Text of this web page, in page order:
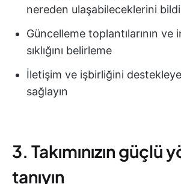
nereden ulaşabileceklerini
Güncelleme toplantılarının ve
sıklığını belirleme
İletişim ve işbirliğini
sağlayın
3. Takımınızın güçlü
tanıyın